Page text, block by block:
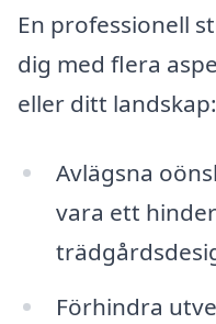
En professionell
dig med flera
eller ditt landskap:
Avlägsna
vara ett
Förhindra